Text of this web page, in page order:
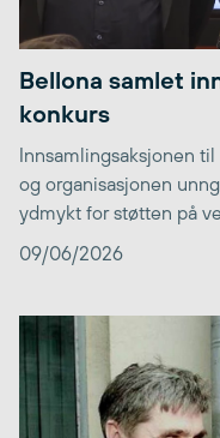
Bellona samlet
konkurs
Innsamlingsaksjonen
og organisasjonen
ydmykt for støtten på
09/06/2026